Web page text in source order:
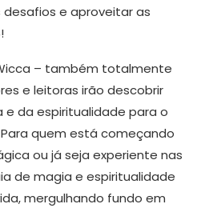
e aproveitar as
– também totalmente
e leitoras irão descobrir
da espiritualidade para o
quem está começando
ou já seja experiente nas
de magia e espiritualidade
mergulhando fundo em